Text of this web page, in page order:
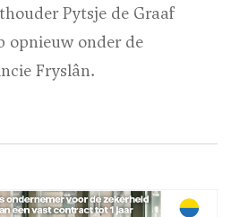
Pytsje de Graaf
opnieuw onder de
Fryslân.